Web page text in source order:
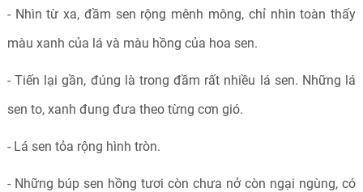
- Nhìn từ xa, đầm sen rộng mênh mông, chỉ nhìn toàn thấy
màu xanh của lá và màu hồng của hoa sen.
- Tiến lại gần, đúng là trong đầm rất nhiều lá sen. Những lá
sen to, xanh đung đưa theo từng cơn gió.
- Lá sen tỏa rộng hình tròn.
- Những búp sen hồng tươi còn chưa nở còn ngại ngùng, có